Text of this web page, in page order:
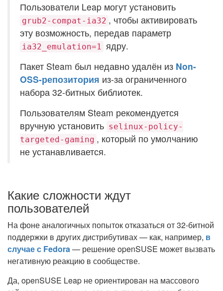
Пользователи Leap могут установить
grub2-compat-ia32 , чтобы активировать
эту возможность, передав параметр
ia32_emulation=1 ядру.
Пакет Steam был недавно удалён из Non-
OSS-репозитория из-за ограниченного
набора 32-битных библиотек.
Пользователям Steam рекомендуется
вручную установить selinux-policy-
targeted-gaming , который по умолчанию
не устанавливается.
Какие сложности ждут
пользователей
На фоне аналогичных попыток отказаться от 32-битной
поддержки в других дистрибутивах — как, например, в
случае с Fedora— решение openSUSE может вызвать
негативную реакцию в сообществе.
Да, openSUSE Leap не ориентирован на массового